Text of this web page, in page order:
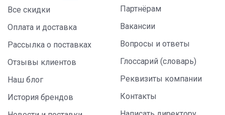
Все скидки
Оплата и доставка
Рассылка о поставках
Отзывы клиентов
Наш блог
История брендов
Партнёрам
Вакансии
Вопросы и ответы
Глоссарий (словарь)
Реквизиты компании
Контакты